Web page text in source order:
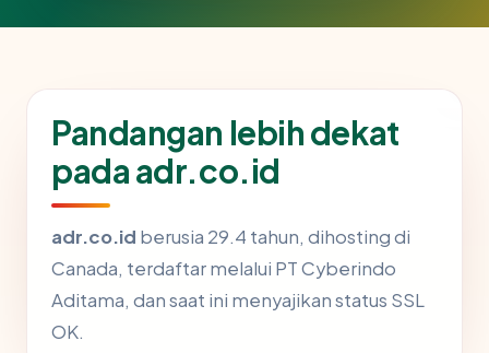
Pandangan lebih dekat
pada adr.co.id
adr.co.id berusia 29.4 tahun, dihosting di
Canada, terdaftar melalui PT Cyberindo
Aditama, dan saat ini menyajikan status SSL
OK.